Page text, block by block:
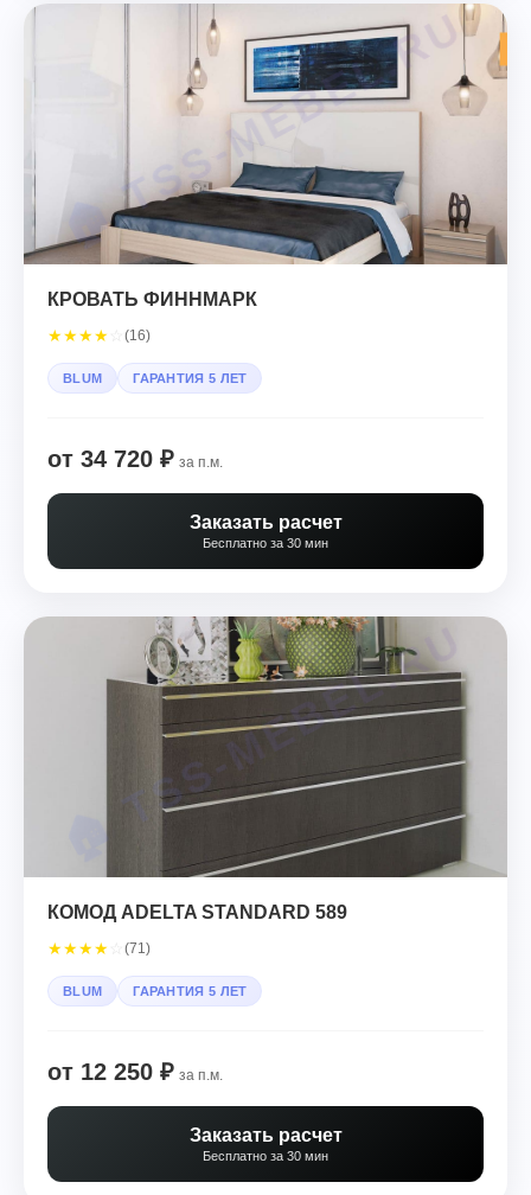
КРОВАТЬ ФИННМАРК
★★★★ (16)
BLUM ГАРАНТИЯ 5 ЛЕТ
от 34 720 ₽ за п.м.
Заказать расчет
Бесплатно за 30 мин
КОМОД ADELTA STANDARD 589
★★★★ (71)
BLUM ГАРАНТИЯ 5 ЛЕТ
от 12 250 ₽ за п.м.
Заказать расчет
Бесплатно за 30 мин